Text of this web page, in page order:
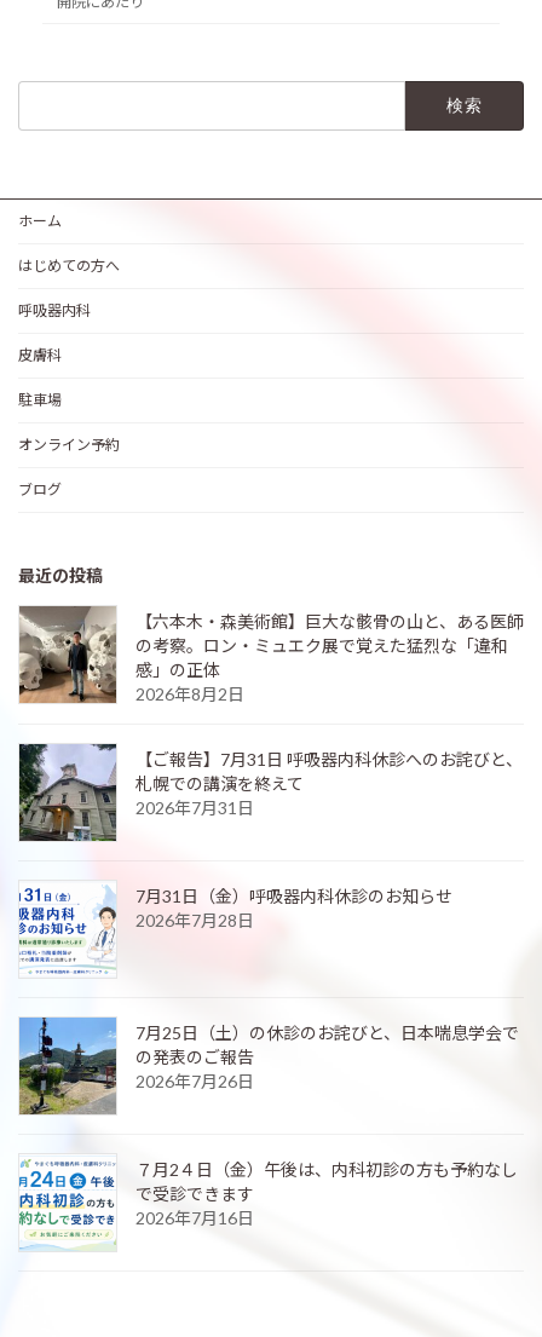
ホーム
はじめての方へ
呼吸器内科
皮膚科
駐車場
オンライン予約
ブログ
最近の投稿
【六本木・森美術館】巨大な骸骨の山と、ある医師
の考察。ロン・ミュエク展で覚えた猛烈な「違和
感」の正体
2026年8月2日
【ご報告】7月31日 呼吸器内科休診へのお詫びと、
札幌での講演を終えて
2026年7月31日
7月31日（金）呼吸器内科休診のお知らせ
2026年7月28日
7月25日（土）の休診のお詫びと、日本喘息学会で
の発表のご報告
2026年7月26日
７月2４日（金）午後は、内科初診の方も予約なし
で受診できます
2026年7月16日